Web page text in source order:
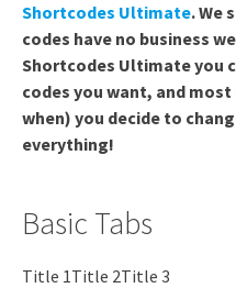
Shortcodes Ultimate. We
codes have no business
Shortcodes Ultimate you
codes you want, and
when) you decide to
everything!
Basic Tabs
Title 1Title 2Title 3